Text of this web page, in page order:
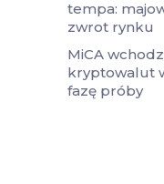
tempa:
zwrot rynku
MiCA
kryptowalut
fazę próby